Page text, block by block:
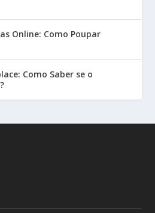
Online: Como Poupar
Como Saber se o